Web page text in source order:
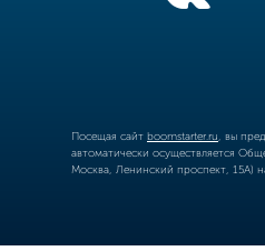
Посещая сайт boomstarter.ru , вы
автоматически осуществляется
Москва, Ленинский проспект, 15А)